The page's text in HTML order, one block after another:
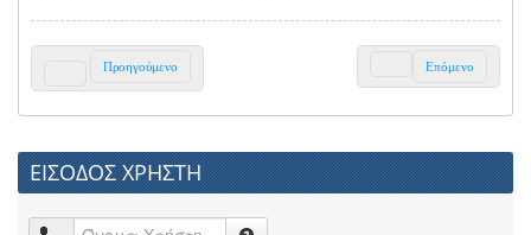
Προηγούμενο Επόμενο
ΕΙΣΟΔΟΣ ΧΡΗΣΤΗ